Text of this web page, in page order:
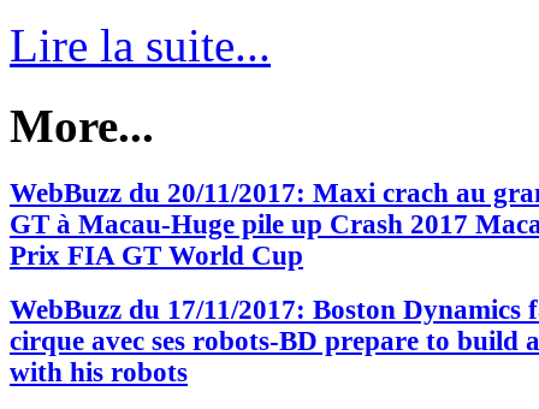
Lire la suite...
More...
WebBuzz du 20/11/2017: Maxi crach au
GT à Macau-Huge pile up Crash 2017
Prix FIA GT World Cup
WebBuzz du 17/11/2017: Boston Dynamics
cirque avec ses robots-BD prepare to build
with his robots